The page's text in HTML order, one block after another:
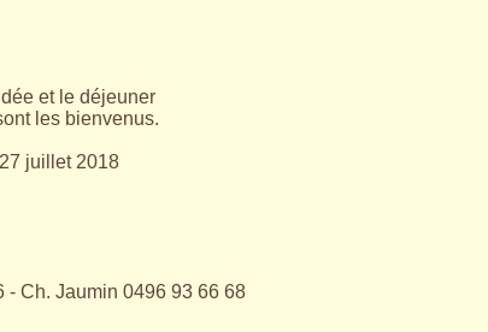
et le déjeuner
les bienvenus.
juillet 2018
- Ch. Jaumin 0496 93 66 68